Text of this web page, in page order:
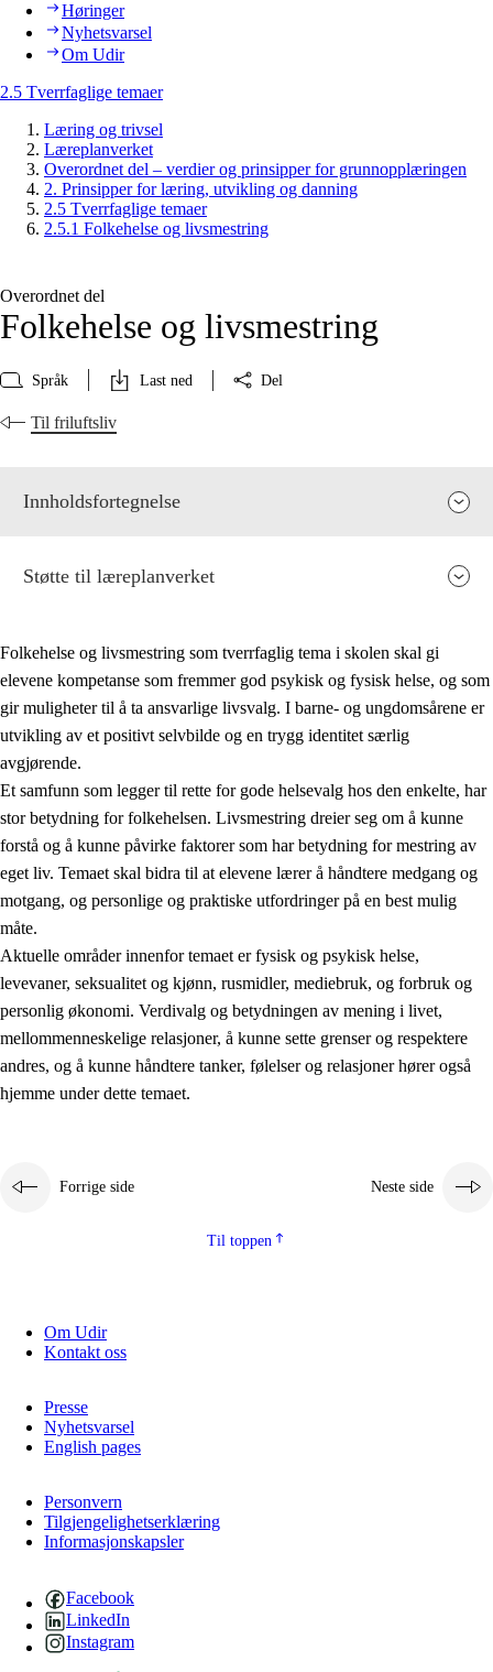
Høringer
Nyhetsvarsel
Om Udir
2.5 Tverrfaglige temaer
Læring og trivsel
Læreplanverket
Overordnet del – verdier og prinsipper for grunnopplæringen
2. Prinsipper for læring, utvikling og danning
2.5 Tverrfaglige temaer
2.5.1 Folkehelse og livsmestring
Overordnet del
Folkehelse og livsmestring
Språk Last ned Del
Til friluftsliv
Innholdsfortegnelse
2. Prinsipper for læring, utvikling og danning
2.1 Sosial læring og utvikling
2.2 Kompetanse i fagene
2.3 Grunnleggende ferdigheter
2.4 Å lære å lære
Tverrfaglige temaer
2.5.2 Demokrati og medborgerskap
Bærekraftig utvikling
Støtte til læreplanverket
Folkehelse og livsmestring som tverrfaglig tema i skolen skal gi
elevene kompetanse som fremmer god psykisk og fysisk helse, og som
gir muligheter til å ta ansvarlige livsvalg. I barne- og ungdomsårene er
utvikling av et positivt selvbilde og en trygg identitet særlig
avgjørende.
Et samfunn som legger til rette for gode helsevalg hos den enkelte, har
stor betydning for folkehelsen. Livsmestring dreier seg om å kunne
forstå og å kunne påvirke faktorer som har betydning for mestring av
eget liv. Temaet skal bidra til at elevene lærer å håndtere medgang og
motgang, og personlige og praktiske utfordringer på en best mulig
måte.
Aktuelle områder innenfor temaet er fysisk og psykisk helse,
levevaner, seksualitet og kjønn, rusmidler, mediebruk, og forbruk og
personlig økonomi. Verdivalg og betydningen av mening i livet,
mellommenneskelige relasjoner, å kunne sette grenser og respektere
andres, og å kunne håndtere tanker, følelser og relasjoner hører også
hjemme under dette temaet.
Forrige side Neste side
Til toppen
Om Udir
Kontakt oss
Presse
Nyhetsvarsel
English pages
Personvern
Tilgjengelighetserklæring
Informasjonskapsler
Facebook
LinkedIn
Instagram